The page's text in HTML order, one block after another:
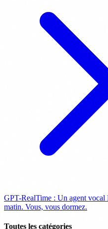
GPT-RealTime : Un agent
matin. Vous, vous dormez.
Toutes les catégories